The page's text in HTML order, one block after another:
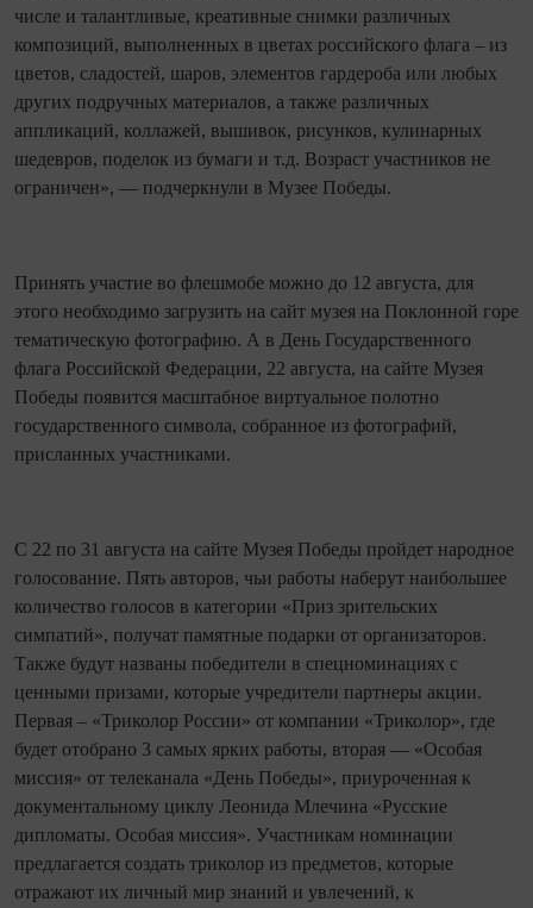
числе и талантливые, креативные снимки различных
композиций, выполненных в цветах российского флага – из
цветов, сладостей, шаров, элементов гардероба или любых
других подручных материалов, а также различных
аппликаций, коллажей, вышивок, рисунков, кулинарных
шедевров, поделок из бумаги и т.д. Возраст участников не
ограничен», — подчеркнули в Музее Победы.
Принять участие во флешмобе можно до 12 августа, для
этого необходимо загрузить на сайт музея на Поклонной горе
тематическую фотографию. А в День Государственного
флага Российской Федерации, 22 августа, на сайте Музея
Победы появится масштабное виртуальное полотно
государственного символа, собранное из фотографий,
присланных участниками.
С 22 по 31 августа на сайте Музея Победы пройдет народное
голосование. Пять авторов, чьи работы наберут наибольшее
количество голосов в категории «Приз зрительских
симпатий», получат памятные подарки от организаторов.
Также будут названы победители в спецноминациях с
ценными призами, которые учредители партнеры акции.
Первая – «Триколор России» от компании «Триколор», где
будет отобрано 3 самых ярких работы, вторая — «Особая
миссия» от телеканала «День Победы», приуроченная к
документальному циклу Леонида Млечина «Русские
дипломаты. Особая миссия». Участникам номинации
предлагается создать триколор из предметов, которые
отражают их личный мир знаний и увлечений, к